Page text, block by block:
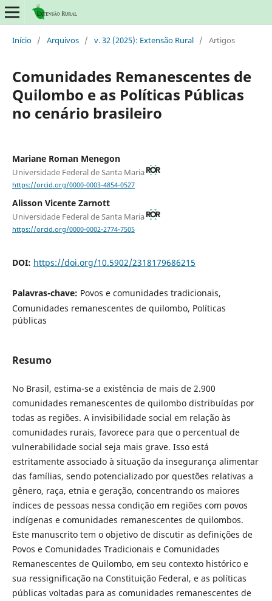
Início / Arquivos / v. 32 (2025): Extensão Rural / Artigos
Comunidades Remanescentes de
Quilombo e as Políticas Públicas
no cenário brasileiro
Mariane Roman Menegon
Universidade Federal de Santa Maria
https://orcid.org/0000-0003-4854-0527
Alisson Vicente Zarnott
Universidade Federal de Santa Maria
https://orcid.org/0000-0002-2774-7505
DOI: https://doi.org/10.5902/2318179686215
Palavras-chave: Povos e comunidades tradicionais,
Comunidades remanescentes de quilombo, Políticas
públicas
Resumo
No Brasil, estima-se a existência de mais de 2.900
comunidades remanescentes de quilombo distribuídas por
todas as regiões. A invisibilidade social em relação às
comunidades rurais, favorece para que o percentual de
vulnerabilidade social seja mais grave. Isso está
estritamente associado à situação da insegurança alimentar
das famílias, sendo potencializado por questões relativas a
gênero, raça, etnia e geração, concentrando os maiores
índices de pessoas nessa condição em regiões com povos
indígenas e comunidades remanescentes de quilombos.
Este manuscrito tem o objetivo de discutir as definições de
Povos e Comunidades Tradicionais e Comunidades
Remanescentes de Quilombo, em seu contexto histórico e
sua ressignificação na Constituição Federal, e as políticas
públicas voltadas para as comunidades remanescentes de